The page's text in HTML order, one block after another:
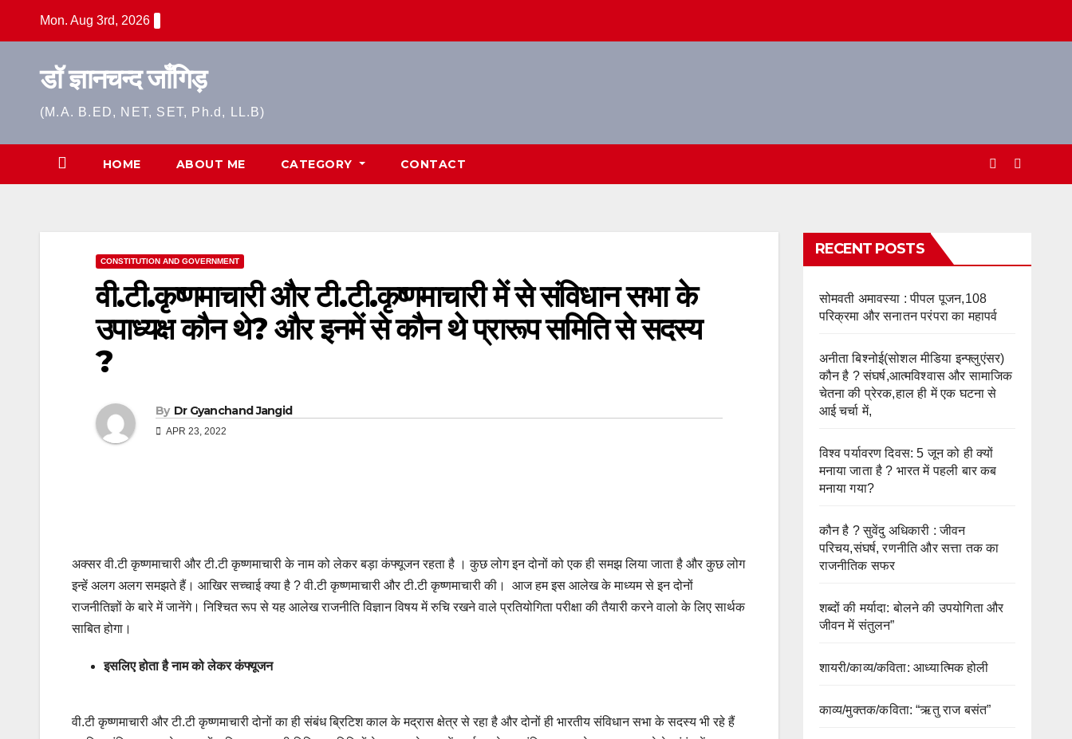
Mon. Aug 3rd, 2026
डॉ ज्ञानचन्द जाँगिड़
(M.A. B.ED, NET, SET, Ph.d, LL.B)
HOME ABOUT ME CATEGORY CONTACT
CONSTITUTION AND GOVERNMENT
वी.टी.कृष्णमाचारी और टी.टी.कृष्णमाचारी में से संविधान सभा के
उपाध्यक्ष कौन थे? और इनमें से कौन थे प्रारूप समिति से सदस्य
?
By Dr Gyanchand Jangid
APR 23, 2022
अक्सर वी.टी कृष्णमाचारी और टी.टी कृष्णमाचारी के नाम को लेकर बड़ा कंफ्यूजन रहता है । कुछ लोग इन दोनों को एक ही समझ लिया जाता है और कुछ लोग
इन्हें अलग अलग समझते हैं। आखिर सच्चाई क्या है ? वी.टी कृष्णमाचारी और टी.टी कृष्णमाचारी की। आज हम इस आलेख के माध्यम से इन दोनों
राजनीतिज्ञों के बारे में जानेंगे। निश्चित रूप से यह आलेख राजनीति विज्ञान विषय में रुचि रखने वाले प्रतियोगिता परीक्षा की तैयारी करने वालो के लिए सार्थक
साबित होगा।
इसलिए होता है नाम को लेकर कंफ्यूजन
वी.टी कृष्णमाचारी और टी.टी कृष्णमाचारी दोनों का ही संबंध ब्रिटिश काल के मद्रास क्षेत्र से रहा है और दोनों ही भारतीय संविधान सभा के सदस्य भी रहे हैं
RECENT POSTS
सोमवती अमावस्या : पीपल पूजन,108
परिक्रमा और सनातन परंपरा का महापर्व
अनीता बिश्नोई(सोशल मीडिया इन्फ्लुएंसर)
कौन है ? संघर्ष,आत्मविश्वास और सामाजिक
चेतना की प्रेरक,हाल ही में एक घटना से
आई चर्चा में,
विश्व पर्यावरण दिवस: 5 जून को ही क्यों
मनाया जाता है ? भारत में पहली बार कब
मनाया गया?
कौन है ? सुवेंदु अधिकारी : जीवन
परिचय,संघर्ष, रणनीति और सत्ता तक का
राजनीतिक सफर
शब्दों की मर्यादा: बोलने की उपयोगिता और
जीवन में संतुलन”
शायरी/काव्य/कविता: आध्यात्मिक होली
काव्य/मुक्तक/कविता: “ऋतु राज बसंत”